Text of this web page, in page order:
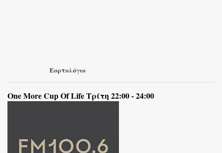
Εορτολόγιο
One More Cup Of Life Τρίτη 22:00 - 24:00